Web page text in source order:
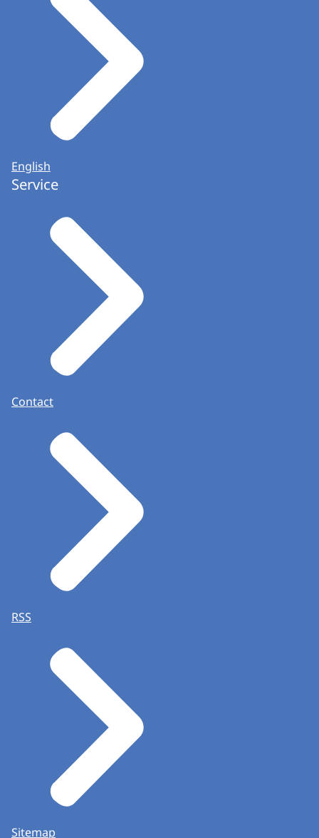
Tips voor het benoemen van CSB en GSB leden:
Tijdens de bijeenkomsten hebben we
Vrijwilligers met wie je goede ervaringen
Managers van andere afdelingen
(oud) Collega’s met kennis van het
CSB-taak: Registratie partijnamen
De procedure voor het opvragen van een
Het registreren van een logo
Wat kan je nu al doen?
Registratieformulier op maat maken voor jouw
Controleren waar het register van
Nagaan of er een aanduiding alsnog moet
Nagaan of er binnen de gemeente een
Afstemming tussen de afdeling communicatie
CSB-taak: Kandidaatstelling
Een voorbeeldmap voor een politieke
Een inlevermap voor een politieke groepering,
De Kiesraad heeft daarbij ook contactpersonen
De Kiesraad adviseert gemeenten om een
Wat kan je nu al doen?
Afstemmen met de griffie over de
Uitdenken hoe je als CSB het contact met
De gemeente is al bekend met de rol van het
data-analyse van opmerkelijke uitslagen;
de bezwaren en bijzonderheden in de
op basis van meldingen van burgers.
Wanneer het CSB het vermoeden heeft dat het
Goed om te weten: bij GR26 ondersteunt de
Daarnaast levert de Kiesraad instructies voor
English
Service
Contact
RSS
Sitemap